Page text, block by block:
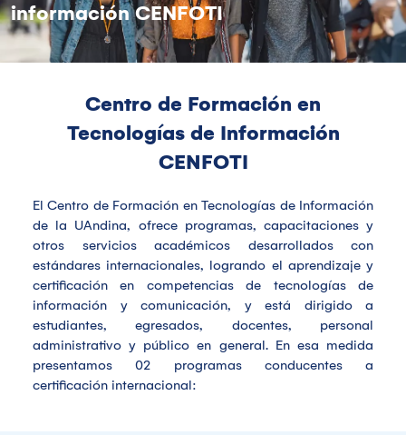
información CENFOTI
Centro de Formación en
Tecnologías de Información
CENFOTI
El Centro de Formación en Tecnologías de Información
de la UAndina, ofrece programas, capacitaciones y
otros servicios académicos desarrollados con
estándares internacionales, logrando el aprendizaje y
certificación en competencias de tecnologías de
información y comunicación, y está dirigido a
estudiantes, egresados, docentes, personal
administrativo y público en general. En esa medida
presentamos 02 programas conducentes a
certificación internacional: